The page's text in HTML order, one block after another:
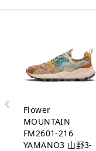
Flower
MOUNTAIN
FM2601-216
YAMANO3 山野3-